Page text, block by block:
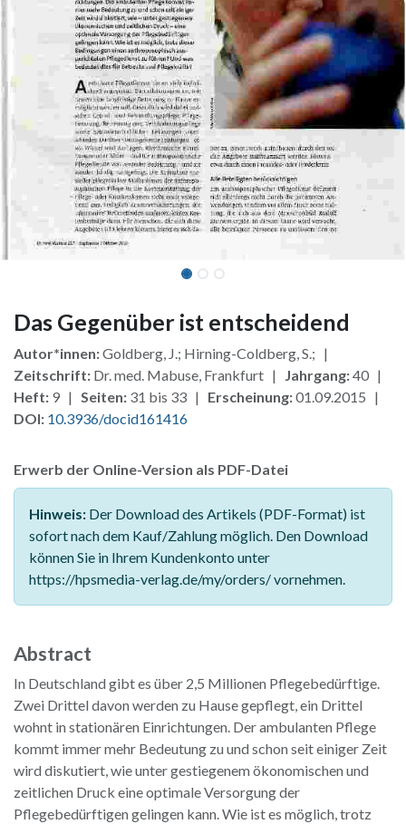
Das Gegenüber ist entscheidend
Autor*innen:Goldberg, J.; Hirning-Coldberg, S.; |
Zeitschrift: Dr. med. Mabuse, Frankfurt | Jahrgang:40 |
Heft: 9 | Seiten: 31 bis 33 | Erscheinung:01.09.2015 |
DOI: 10.3936/docid161416
Erwerb der Online-Version als PDF-Datei
Hinweis: Der Download des Artikels (PDF-Format) ist
sofort nach dem Kauf/Zahlung möglich. Den Download
können Sie in Ihrem Kundenkonto unter
https://hpsmedia-verlag.de/my/orders/ vornehmen.
Abstract
In Deutschland gibt es über 2,5 Millionen Pflegebedürftige.
Zwei Drittel davon werden zu Hause gepflegt, ein Drittel
wohnt in stationären Einrichtungen. Der ambulanten Pflege
kommt immer mehr Bedeutung zu und schon seit einiger Zeit
wird diskutiert, wie unter gestiegenem ökonomischen und
zeitlichen Druck eine optimale Versorgung der
Pflegebedürftigen gelingen kann. Wie ist es möglich, trotz